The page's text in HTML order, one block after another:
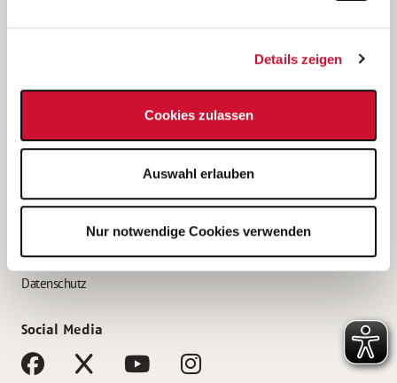
Details zeigen
Cookies zulassen
Auswahl erlauben
Nur notwendige Cookies verwenden
Bewerbung als Altenpflegehelfer*in
Bewerbung als Erzieher*in
AWO Gliederungen nach Bundesland
Impressum
Datenschutz
Social Media